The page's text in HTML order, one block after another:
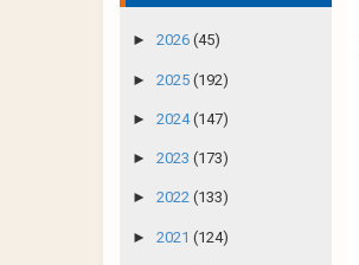
► 2026 (45)
► 2025 (192)
► 2024(147)
► 2023 (173)
► 2022 (133)
► 2021 (124)